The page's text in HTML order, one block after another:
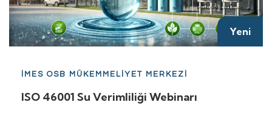
Yeni
İMES OSB MÜKEMMELİYET MERKEZİ
ISO 46001 Su Verimliliği Webinarı